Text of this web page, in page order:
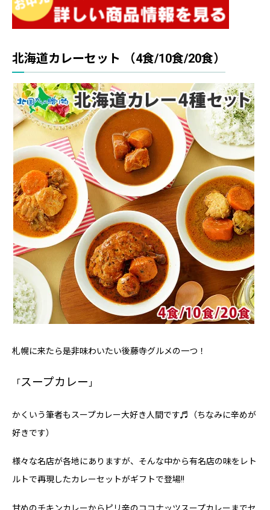
北海道カレーセット （4食/10食/20食）
札幌に来たら是非味わいたい後藤寺グルメの一つ！
「 スープカレー 」
かくいう筆者もスープカレー大好き人間です♬（ちなみに辛めが
好きです）
様々な名店が各地にありますが、そんな中から有名店の味をレト
ルトで再現したカレーセットがギフトで登場!!